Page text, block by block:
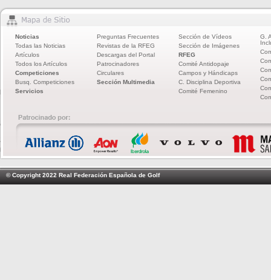
Noticias
Todas las Noticias
Artículos
Todos los Artículos
Competiciones
Busq. Competiciones
Servicios
Preguntas Frecuentes
Revistas de la RFEG
Descargas del Portal
Patrocinadores
Circulares
Sección Multimedia
Sección de Vídeos
Sección de Imágenes
RFEG
Comité Antidopaje
Campos y Hándicaps
C. Disciplina Deportiva
Comité Femenino
G.
© Copyright 2022 Real Federación Española de Golf